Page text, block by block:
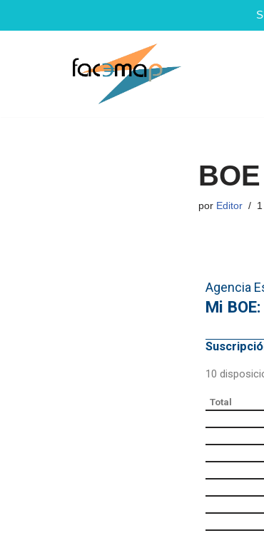
por Editor
Agencia
Mi
10
Total